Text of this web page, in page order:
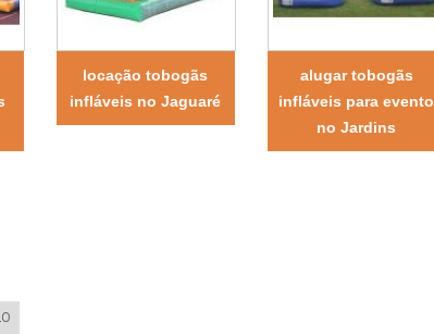
locação tobogãs
infláveis no Jaguaré
alugar tobogãs
infláveis para evento
no Jardins